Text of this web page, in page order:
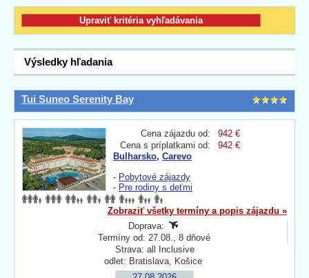
Výsledky hľadania
Tui Suneo Serenity Bay
Cena zájazdu od:
942 €
Cena s príplatkami od:
942 €
Bulharsko, Carevo
- Pobytové zájazdy
- Pre rodiny s deťmi
Zobraziť všetky termíny a popis zájazdu »
Doprava:
Termíny od: 27.08., 8 dňové
Strava: all Inclusive
odlet: Bratislava, Košice